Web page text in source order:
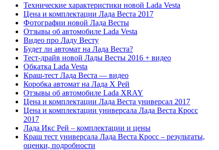
Технические характеристики новой Lada Vesta
Цена и комплектации Лада Веста 2017
Фотографии новой Лада Весты
Отзывы об автомобиле Lada Vesta
Видео про Ладу Весту
Будет ли автомат на Лада Веста?
Тест-драйв новой Лады Весты 2016 + видео
Обкатка Lada Vesta
Краш-тест Лада Веста — видео
Коробка автомат на Лада Х Рей
Отзывы об автомобиле Lada XRAY
Цена и комплектации Лада Веста универсал 2017
Цена и комплектации универсала Лада Веста Кросс
2017
Лада Икс Рей – комплектации и цены
Краш тест универсала Лада Веста Кросс – результаты,
оценки, подробности